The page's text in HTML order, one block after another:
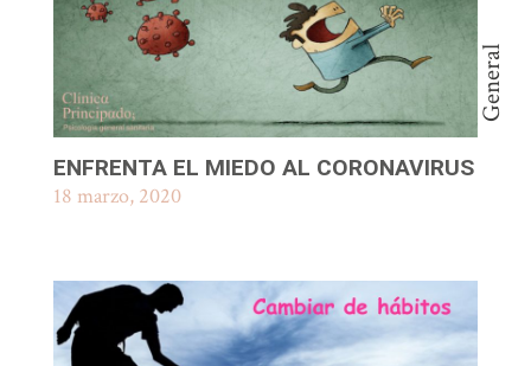
General
ENFRENTA EL MIEDO AL CORONAVIRUS
18 marzo, 2020